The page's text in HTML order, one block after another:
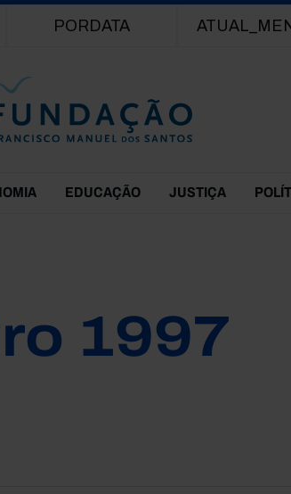
PORDATA
EDUCAÇÃO JUSTIÇA
1997